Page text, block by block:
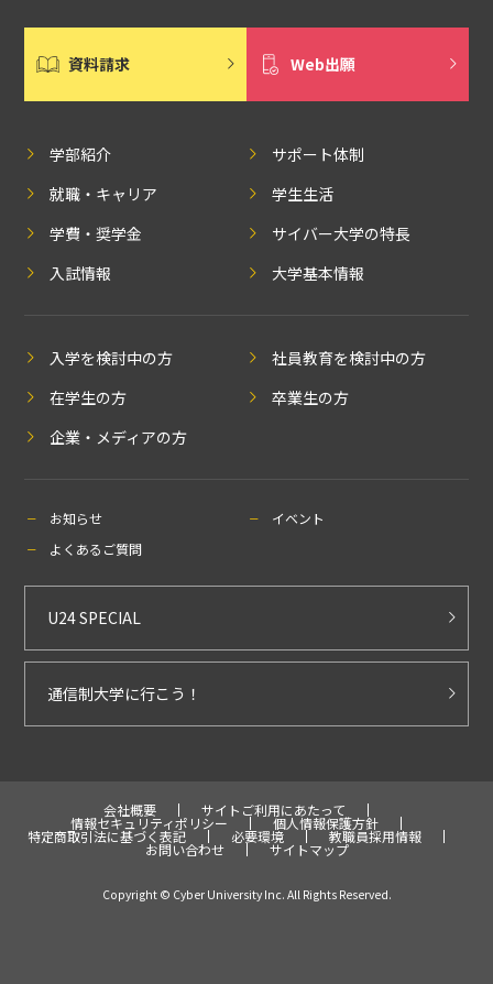
資料請求 Web出願
学部紹介
サポート体制
就職・キャリア
学生生活
学費・奨学金
サイバー大学の特長
入試情報
大学基本情報
入学を検討中の方
社員教育を検討中の方
在学生の方
卒業生の方
企業・メディアの方
お知らせ
イベント
よくあるご質問
U24 SPECIAL
通信制大学に行こう！
会社概要 サイトご利用にあたって
情報セキュリティポリシー 個人情報保護方針
特定商取引法に基づく表記 必要環境 教職員採用情報
お問い合わせ サイトマップ
Copyright © Cyber University Inc. All Rights Reserved.